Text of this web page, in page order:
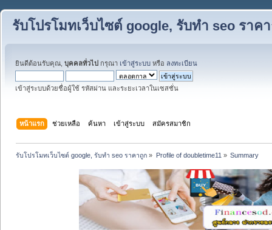
รับโปรโมทเว็บไซต์ google, รับทำ seo ราค
ยินดีต้อนรับคุณ, บุคคลทั่วไป กรุณา เข้าสู่ระบบ หรือ ลงทะเบียน
เข้าสู่ระบบด้วยชื่อผู้ใช้ รหัสผ่าน และระยะเวลาในเซสชั่น
หน้าแรก ช่วยเหลือ ค้นหา เข้าสู่ระบบ สมัครสมาชิก
รับโปรโมทเว็บไซต์ google, รับทำ seo ราคาถูก » Profile of doubletime11 » Summary